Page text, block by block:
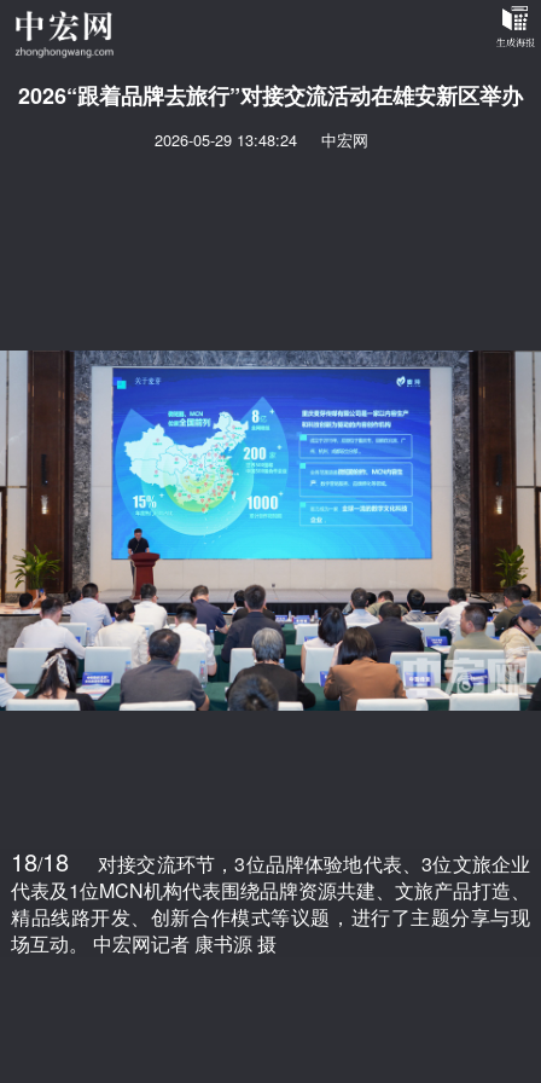
2026“跟着品牌去旅行”对接交流活动在雄安新区举办
2026-05-29 13:48:24 中宏网
18/18
对接交流环节，3位品牌体验地代表、3位文旅企业
代表及1位MCN机构代表围绕品牌资源共建、文旅产品打造、
精品线路开发、创新合作模式等议题，进行了主题分享与现
场互动。 中宏网记者 康书源 摄